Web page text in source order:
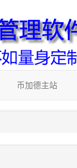
币加德主站